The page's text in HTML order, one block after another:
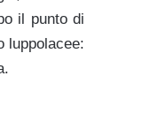
il punto di
luppolacee: